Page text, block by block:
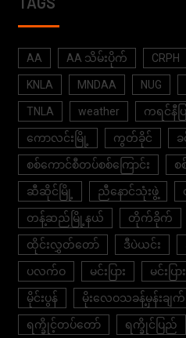
AA AA သိမ်းပိုက် CRPH
KNLA MNDAA NUG
TNLA weather ကရင်နီပ
ကောလင်းမြို့ ကွတ်ခိုင် ခ
စစ်ကောင်စီတပ်စစ်ကြောင်း စ
ဆီဆိုင်မြို့ ညီနောင်သုံးဖွဲ့
တန့်ဆည်မြို့နယ် တိုက်ခိုက်
ထိုင်းလွှတ်တော် ဒီပဲယင်း
ပလက်ဝ မင်းပြား မင်းပြာ
မိုင်းပွန် မိုးလေဝသခန့်မှန်းချက်
ရက္ခိုင့်တပ်တော် ရက္ခိုင်ပြည်